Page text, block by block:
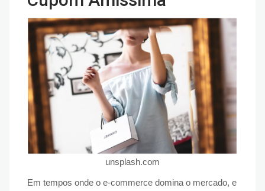
unsplash.com
Em tempos onde o e-commerce domina o mercado, e